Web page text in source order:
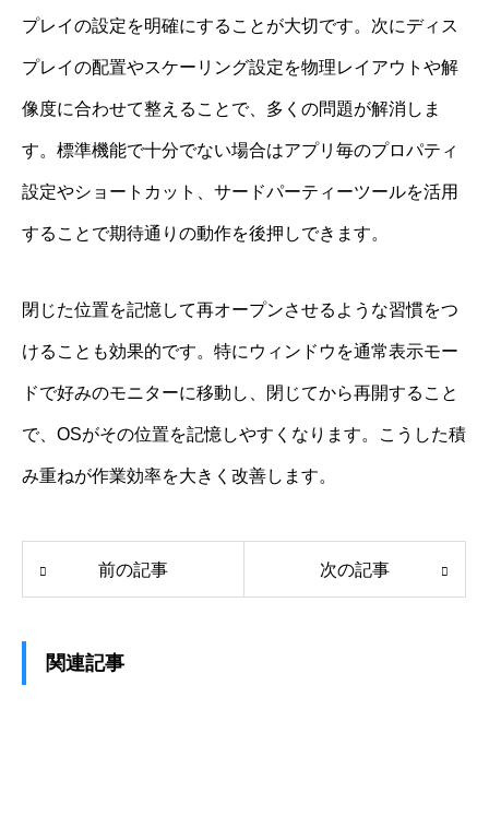
プレイの設定を明確にすることが大切です。次にディス
プレイの配置やスケーリング設定を物理レイアウトや解
像度に合わせて整えることで、多くの問題が解消しま
す。標準機能で十分でない場合はアプリ毎のプロパティ
設定やショートカット、サードパーティーツールを活用
することで期待通りの動作を後押しできます。
閉じた位置を記憶して再オープンさせるような習慣をつ
けることも効果的です。特にウィンドウを通常表示モー
ドで好みのモニターに移動し、閉じてから再開すること
で、OSがその位置を記憶しやすくなります。こうした積
み重ねが作業効率を大きく改善します。
前の記事 次の記事
関連記事